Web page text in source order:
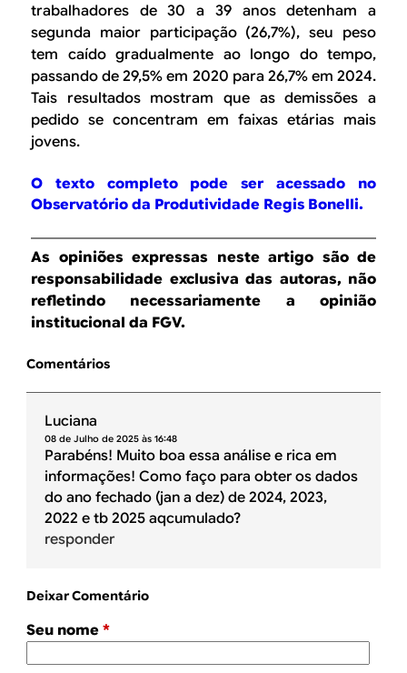
trabalhadores de 30 a 39 anos detenham a
segunda maior participação (26,7%), seu peso
tem caído gradualmente ao longo do tempo,
passando de 29,5% em 2020 para 26,7% em 2024.
Tais resultados mostram que as demissões a
pedido se concentram em faixas etárias mais
jovens.
O texto completo pode ser acessado no
Observatório da Produtividade Regis Bonelli.
As opiniões expressas neste artigo são de
responsabilidade exclusiva das autoras, não
refletindo necessariamente a opinião
institucional da FGV.
Comentários
Luciana
08 de Julho de 2025 às 16:48
Parabéns! Muito boa essa análise e rica em
informações! Como faço para obter os dados
do ano fechado (jan a dez) de 2024, 2023,
2022 e tb 2025 aqcumulado?
responder
Deixar Comentário
Seu nome *